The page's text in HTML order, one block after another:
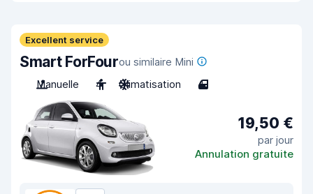
Excellent service
Smart ForFourou similaire Mini
Manuelle
4 Climatisation 4
19,50 €
par jour
Annulation gratuite